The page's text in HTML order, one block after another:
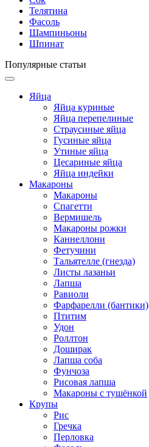
Телятина
Фасоль
Шампиньоны
Шпинат
Популярные статьи
Яйца
Яйца куриные
Яйца перепелиные
Страусиные яйца
Гусиные яйца
Утиные яйца
Цесариные яйца
Яйца индейки
Макароны
Макароны
Спагетти
Вермишель
Макароны рожки
Каннеллони
Фетучини
Тальятелле (гнезда)
Листы лазаньи
Лапша
Равиоли
Фарфарелли (бантики)
Птитим
Удон
Роллтон
Доширак
Лапша соба
Фунчоза
Рисовая лапша
Макароны с тушёнкой
Крупы
Рис
Гречка
Перловка